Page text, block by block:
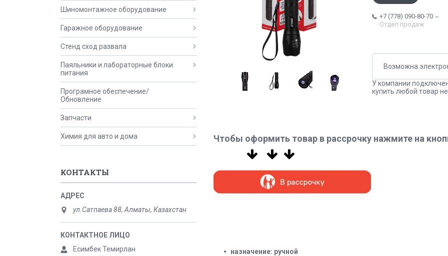
+7 (778) 090-80-70
Отдел продаж
У компании
купить любой товар
Чтобы оформить товар в рассрочку нажмите на
назначение: ручной
Шиномонтажное оборудование
Гаражное оборудование
Стенд сход развала
Паяльники и лабораторные блоки
питания
Програмное обеспечение/
Обновление
Запчасти
Химия для авто и дома
КОНТАКТЫ
ул.Сатпаева 88, Алматы, Казахстан
Есимбек Темирлан